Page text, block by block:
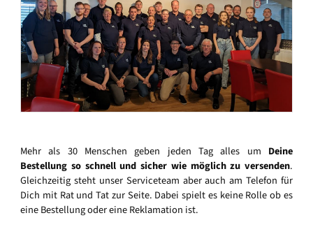
Mehr als 30 Menschen geben jeden Tag alles um Deine
Bestellung so schnell und sicher wie möglich zu versenden.
Gleichzeitig steht unser Serviceteam aber auch am Telefon für
Dich mit Rat und Tat zur Seite. Dabei spielt es keine Rolle ob es
eine Bestellung oder eine Reklamation ist.